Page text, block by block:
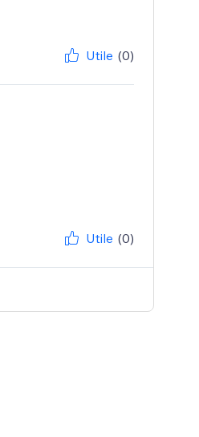
Utile (0)
Utile (0)